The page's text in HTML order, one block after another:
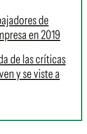
de
en 2019
de las críticas
y se viste a